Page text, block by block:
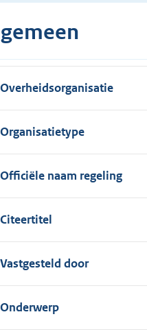
Overheidsorganisatie
Organisatietype
Officiële naam regeling
Citeertitel
Vastgesteld door
Onderwerp